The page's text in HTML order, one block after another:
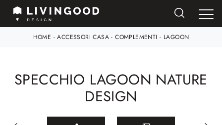
HOME -ACCESSORI CASA -COMPLEMENTI - LAGOON
SPECCHIO LAGOON NATURE
DESIGN